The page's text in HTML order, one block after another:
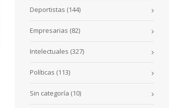
Deportistas (144)
Empresarias (82)
Intelectuales (327)
Políticas (113)
Sin categoría (10)